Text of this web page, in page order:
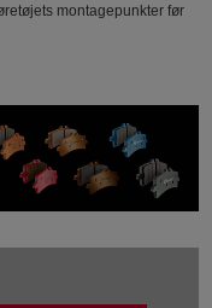
montagepunkter før